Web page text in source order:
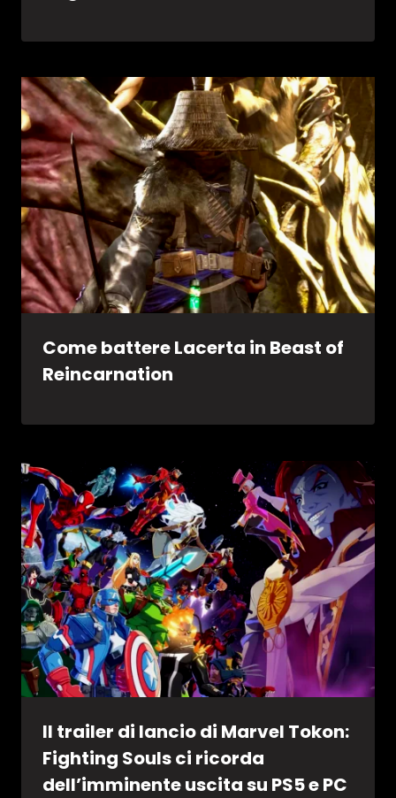
Come battere Lacerta in Beast of
Reincarnation
Il trailer di lancio di Marvel Tokon:
Fighting Souls ci ricorda
dell’imminente uscita su PS5 e PC